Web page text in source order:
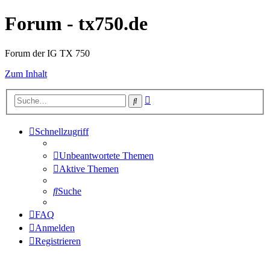
Forum - tx750.de
Forum der IG TX 750
Zum Inhalt
Suche
Schnellzugriff
Unbeantwortete Themen
Aktive Themen
Suche
FAQ
Anmelden
Registrieren